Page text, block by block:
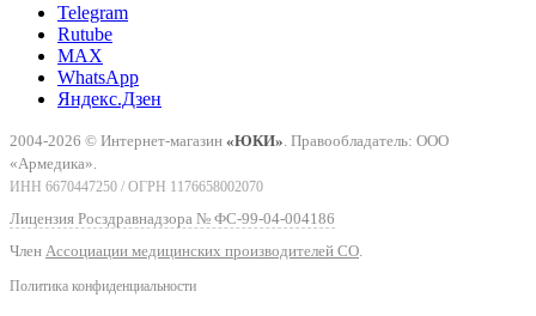
Telegram
Rutube
MAX
WhatsApp
Яндекс.Дзен
2004-2026 © Интернет-магазин «ЮКИ» . Правообладатель: ООО
«Армедика».
ИНН 6670447250 / ОГРН 1176658002070
Лицензия Росздравнадзора № ФС-99-04-004186
Член Ассоциации медицинских производителей СО
Политика конфиденциальности